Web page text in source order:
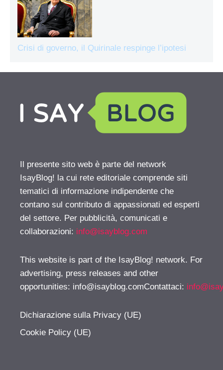
Crisi di governo, il Quirinale respinge l’ipotesi
Il presente sito web è parte del network
IsayBlog! la cui rete editoriale comprende siti
tematici di informazione indipendente che
contano sul contributo di appassionati ed esperti
del settore. Per pubblicità, comunicati e
collaborazioni: info@isayblog.com
This website is part of the IsayBlog! network. For
advertising, press releases and other
opportunities: info@isayblog.comContattaci:
Dichiarazione sulla Privacy (UE)
Cookie Policy (UE)